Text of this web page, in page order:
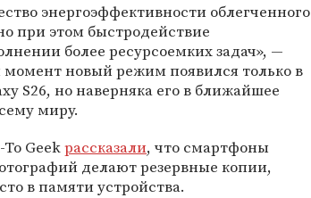
энергоэффективности облегченного
при этом быстродействие
более ресурсоемких задач», —
новый режим появился только в
S26, но наверняка его в ближайшее
миру.
Geekрассказали, что смартфоны
делают резервные копии,
в памяти устройства.